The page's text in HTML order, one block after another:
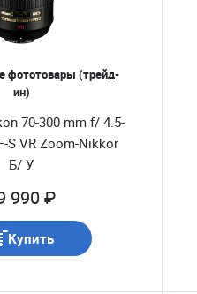
фототовары (трейд-
ин)
70-300 mm f/ 4.5-
S VR Zoom-Nikkor
Б/ У
990 ₽
Купить